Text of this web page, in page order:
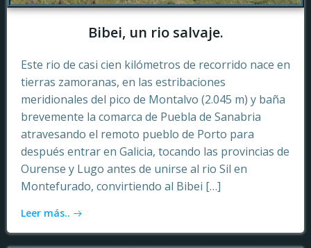
Bibei, un rio salvaje.
Este rio de casi cien kilómetros de recorrido nace en
tierras zamoranas, en las estribaciones
meridionales del pico de Montalvo (2.045 m) y baña
brevemente la comarca de Puebla de Sanabria
atravesando el remoto pueblo de Porto para
después entrar en Galicia, tocando las provincias de
Ourense y Lugo antes de unirse al rio Sil en
Montefurado, convirtiendo al Bibei […]
Leer más..